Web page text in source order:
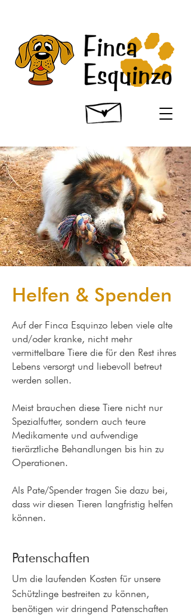
Helfen & Spenden
Auf der Finca Esquinzo leben viele alte
und/oder kranke, nicht mehr
vermittelbare Tiere die für den Rest ihres
Lebens versorgt und liebevoll betreut
werden sollen.
Meist brauchen diese Tiere nicht nur
Spezialfutter, sondern auch teure
Medikamente und aufwendige
tierärztliche Behandlungen bis hin zu
Operationen.
Als Pate/Spender tragen Sie dazu bei,
dass wir diesen Tieren langfristig helfen
können.
Patenschaften
Um die laufenden Kosten für unsere
Schützlinge bestreiten zu können,
benötigen wir dringend Patenschaften